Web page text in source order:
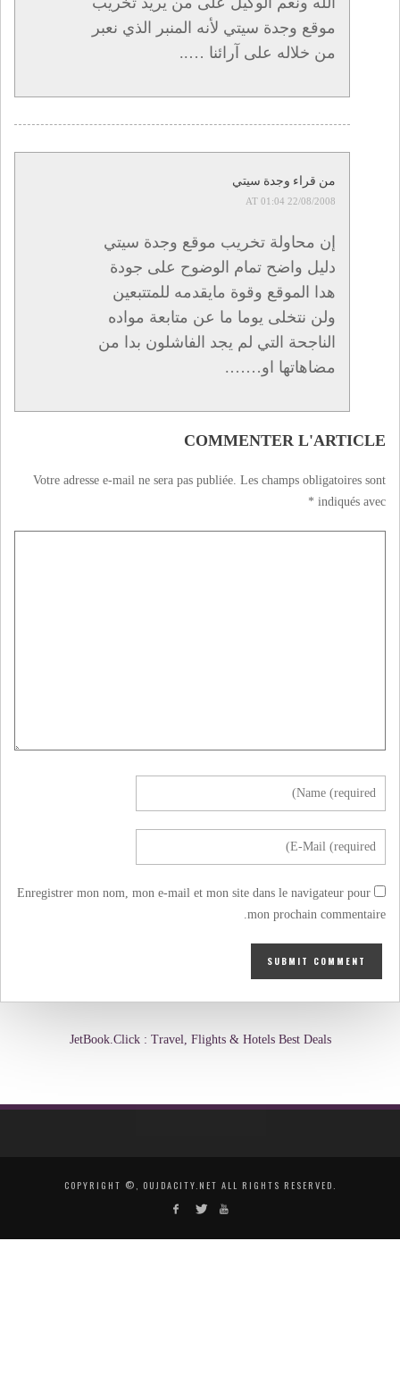
موقع وجدة سيتي لأنه المنبر الذي نعبر
من خلاله على آرائنا …..
من قراء وجدة سيتي
22/08/2008 AT 01:04
إن محاولة تخريب موقع وجدة سيتي
دليل واضح تمام الوضوح على جودة
هدا الموقع وقوة مايقدمه للمتتبعين
ولن نتخلى يوما ما عن متابعة مواده
الناجحة التي لم يجد الفاشلون بدا من
مضاهاتها او…….
COMMENTER L'ARTICLE
Votre adresse e-mail ne sera pas publiée. Les champs obligatoires sont
indiqués avec
*
Enregistrer mon nom, mon e-mail et mon site dans le navigateur pour
mon prochain commentaire.
JetBook.Click : Travel, Flights & Hotels Best Deals
COPYRIGHT ©, OUJDACITY.NET ALL RIGHTS RESERVED.